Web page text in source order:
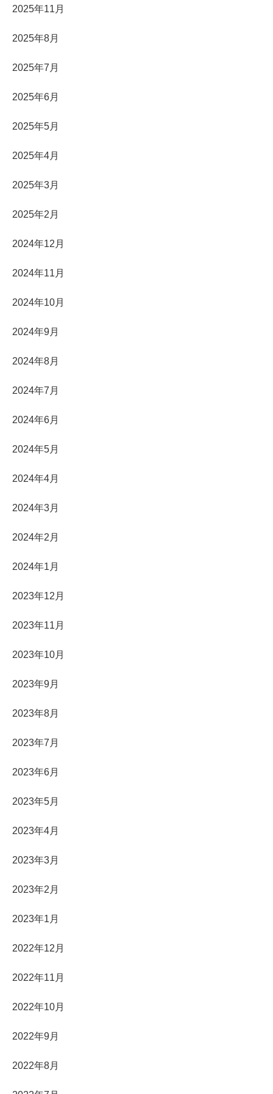
2025年11月
2025年8月
2025年7月
2025年6月
2025年5月
2025年4月
2025年3月
2025年2月
2024年12月
2024年11月
2024年10月
2024年9月
2024年8月
2024年7月
2024年6月
2024年5月
2024年4月
2024年3月
2024年2月
2024年1月
2023年12月
2023年11月
2023年10月
2023年9月
2023年8月
2023年7月
2023年6月
2023年5月
2023年4月
2023年3月
2023年2月
2023年1月
2022年12月
2022年11月
2022年10月
2022年9月
2022年8月